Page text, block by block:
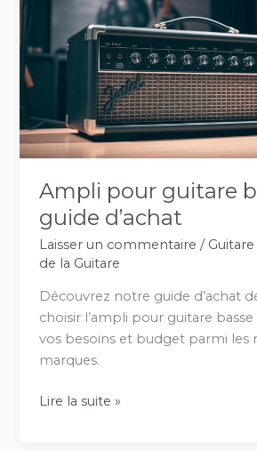
Ampli pour guitare
guide d’achat
Laisser un commentaire / Guitare
de la Guitare
Découvrez notre guide d’achat
choisir l’ampli pour guitare basse
vos besoins et budget parmi les
marques.
:
Lire la suite »